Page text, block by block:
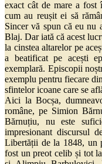
exact cât de mare a fost
cum au reușit ei să
Sincer vă spun că eu nu
Blaj. Dar iată că acest
la cinstea altarelor pe
a beatificat pe acești
exemplară. Episcopii
exemplu pentru fiecare
sfintelor icoane care se
Aici la Bocșa,
române, pe Simion
Bărnuțiu, nu este
impresionant discursul
Libertății de la 1848, un
fost un preot celib și tot